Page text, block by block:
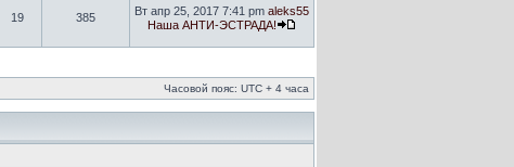
19 385 Вт апр 25, 2017 7:41 pm aleks55
Наша АНТИ-ЭСТРАДА!
Часовой пояс: UTC + 4 часа